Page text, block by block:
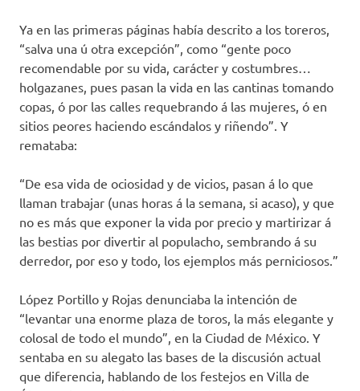
Ya en las primeras páginas había descrito a los toreros,
“salva una ú otra excepción”, como “gente poco
recomendable por su vida, carácter y costumbres…
holgazanes, pues pasan la vida en las cantinas tomando
copas, ó por las calles requebrando á las mujeres, ó en
sitios peores haciendo escándalos y riñendo”. Y
remataba:
“De esa vida de ociosidad y de vicios, pasan á lo que
llaman trabajar (unas horas á la semana, si acaso), y que
no es más que exponer la vida por precio y martirizar á
las bestias por divertir al populacho, sembrando á su
derredor, por eso y todo, los ejemplos más perniciosos.”
López Portillo y Rojas denunciaba la intención de
“levantar una enorme plaza de toros, la más elegante y
colosal de todo el mundo”, en la Ciudad de México. Y
sentaba en su alegato las bases de la discusión actual
que diferencia, hablando de los festejos en Villa de